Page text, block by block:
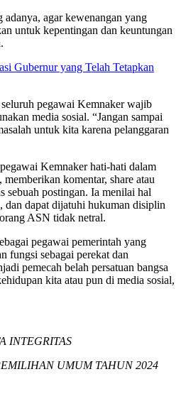
adanya, agar kewenangan yang
untuk kepentingan dan keuntungan
Gubernur yang Telah Tetapkan
pegawai Kemnaker wajib
media sosial. “Jangan sampai
untuk kita karena pelanggaran
Kemnaker hati-hati dalam
komentar, share atau
sebuah postingan. Ia menilai hal
dan dapat dijatuhi hukuman disiplin
ASN tidak netral.
pegawai pemerintah yang
fungsi sebagai perekat dan
pemecah belah persatuan bangsa
kita atau pun di media sosial,
INTEGRITAS
UMUM TAHUN 2024